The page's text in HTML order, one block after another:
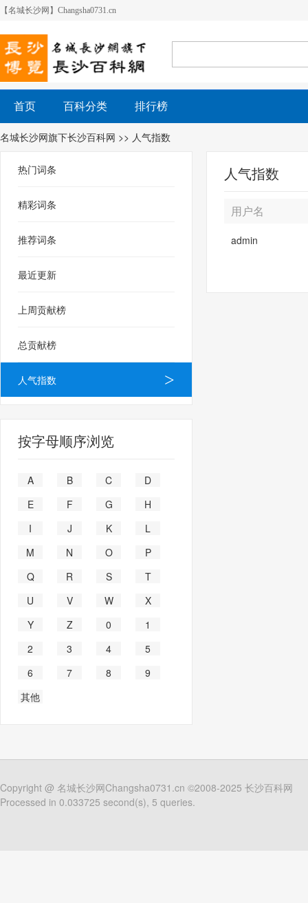
【名城长沙网】Changsha0731.cn
首页 百科分类 排行榜
名城长沙网旗下长沙百科网 >> 人气指数
人气指数
用户名
admin
热门词条
精彩词条
推荐词条
最近更新
上周贡献榜
总贡献榜
人气指数
按字母顺序浏览
A B C
D
E
F G
H
I
J K
L
M
N O
P
Q
R S
T
U
V W
X
Y
Z 0
1
2
3 4
5
6
7 8
9
其他
Copyright @ 名城长沙网Changsha0731.cn ©2008-2025 长沙百科网
Processed in 0.033725 second(s), 5 queries.